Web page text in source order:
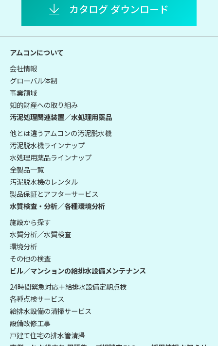
カタログ ダウンロード
アムコンについて
会社情報
グローバル体制
事業領域
知的財産への取り組み
汚泥処理関連装置／水処理用薬品
他とは違うアムコンの汚泥脱水機
汚泥脱水機ラインナップ
水処理用薬品ラインナップ
全製品一覧
汚泥脱水機のレンタル
製品保証とアフターサービス
水質検査・分析／各種環境分析
施設から探す
水質分析／水質検査
環境分析
その他の検査
ビル／マンションの給排水設備メンテナンス
24時間緊急対応＋給排水設備定期点検
各種点検サービス
給排水設備の清掃サービス
設備改修工事
戸建て住宅の排水管清掃